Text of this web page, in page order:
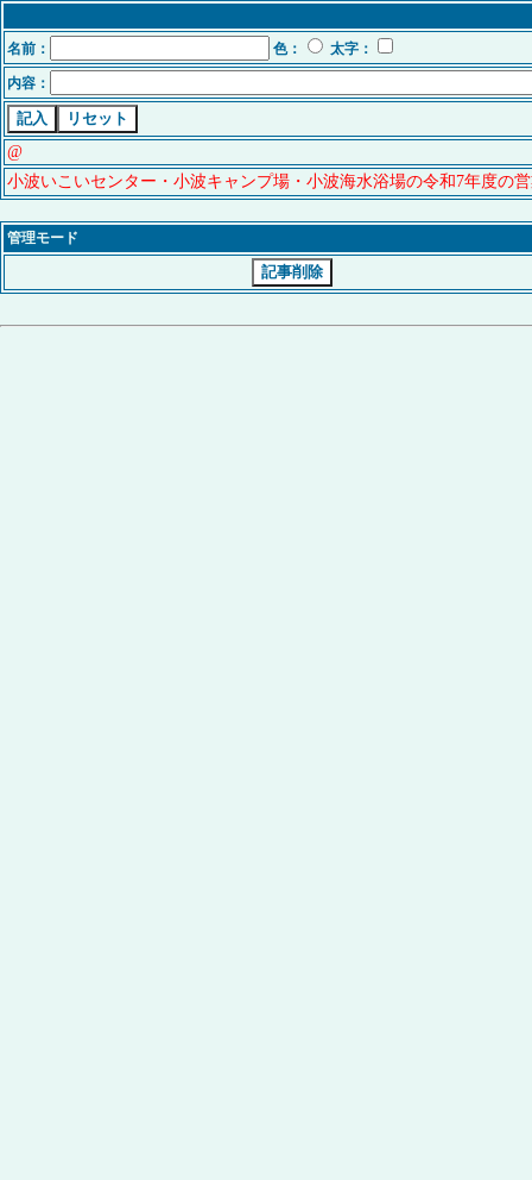
名前： 色： 太字：
内容：
@
小波いこいセンター・小波キャンプ場・小波海水浴場の令和7年度の
管理モード